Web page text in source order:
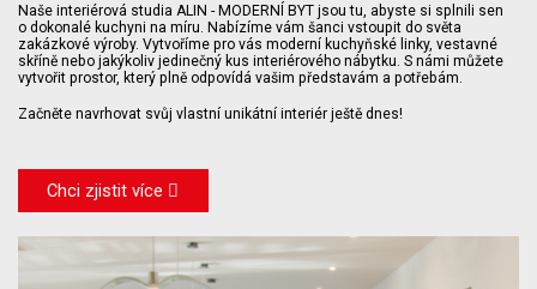
Naše interiérová studia ALIN - MODERNÍ BYT jsou tu, abyste si splnili sen
o dokonalé kuchyni na míru. Nabízíme vám šanci vstoupit do světa
zakázkové výroby. Vytvoříme pro vás moderní kuchyňské linky, vestavné
skříně nebo jakýkoliv jedinečný kus interiérového nábytku. S námi můžete
vytvořit prostor, který plně odpovídá vašim představám a potřebám.
Začněte navrhovat svůj vlastní unikátní interiér ještě dnes!
Chci zjistit více